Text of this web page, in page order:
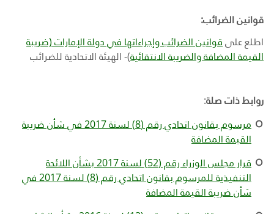
قوانين الضرائب:
اطلع على قوانين الضرائب وإجراءاتها في دولة الإمارات (ضريبة
القيمة المضافة والضريبة الانتقائية)- الهيئة الاتحادية للضرائب
روابط ذات صلة:
مرسوم بقانون اتحادي رقم (8) لسنة 2017 في شأن ضريبة
القيمة المضافة
قرار مجلس الوزراء رقم (52) لسنة 2017 بشأن اللائحة
التنفيذية للمرسوم بقانون اتحادي رقم (8) لسنة 2017 في
شأن ضريبة القيمة المضافة